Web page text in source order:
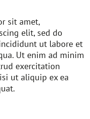
sit amet,
elit, sed do
ut labore et
Ut enim ad minim
exercitation
ut aliquip ex ea